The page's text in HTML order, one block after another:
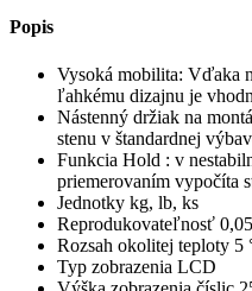
Popis
Vysoká mobilita: Vďaka
ľahkému dizajnu je
Nástenný držiak na
stenu v štandardnej
Funkcia Hold : v
priemerovaním vypočíta
Jednotky kg, lb, ks
Reprodukovateľnosť
Rozsah okolitej teploty 5
Typ zobrazenia LCD